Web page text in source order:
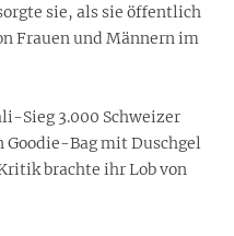
sie, als sie öffentlich
Frauen und Männern im
Sieg 3.000 Schweizer
Goodie-Bag mit Duschgel
brachte ihr Lob von